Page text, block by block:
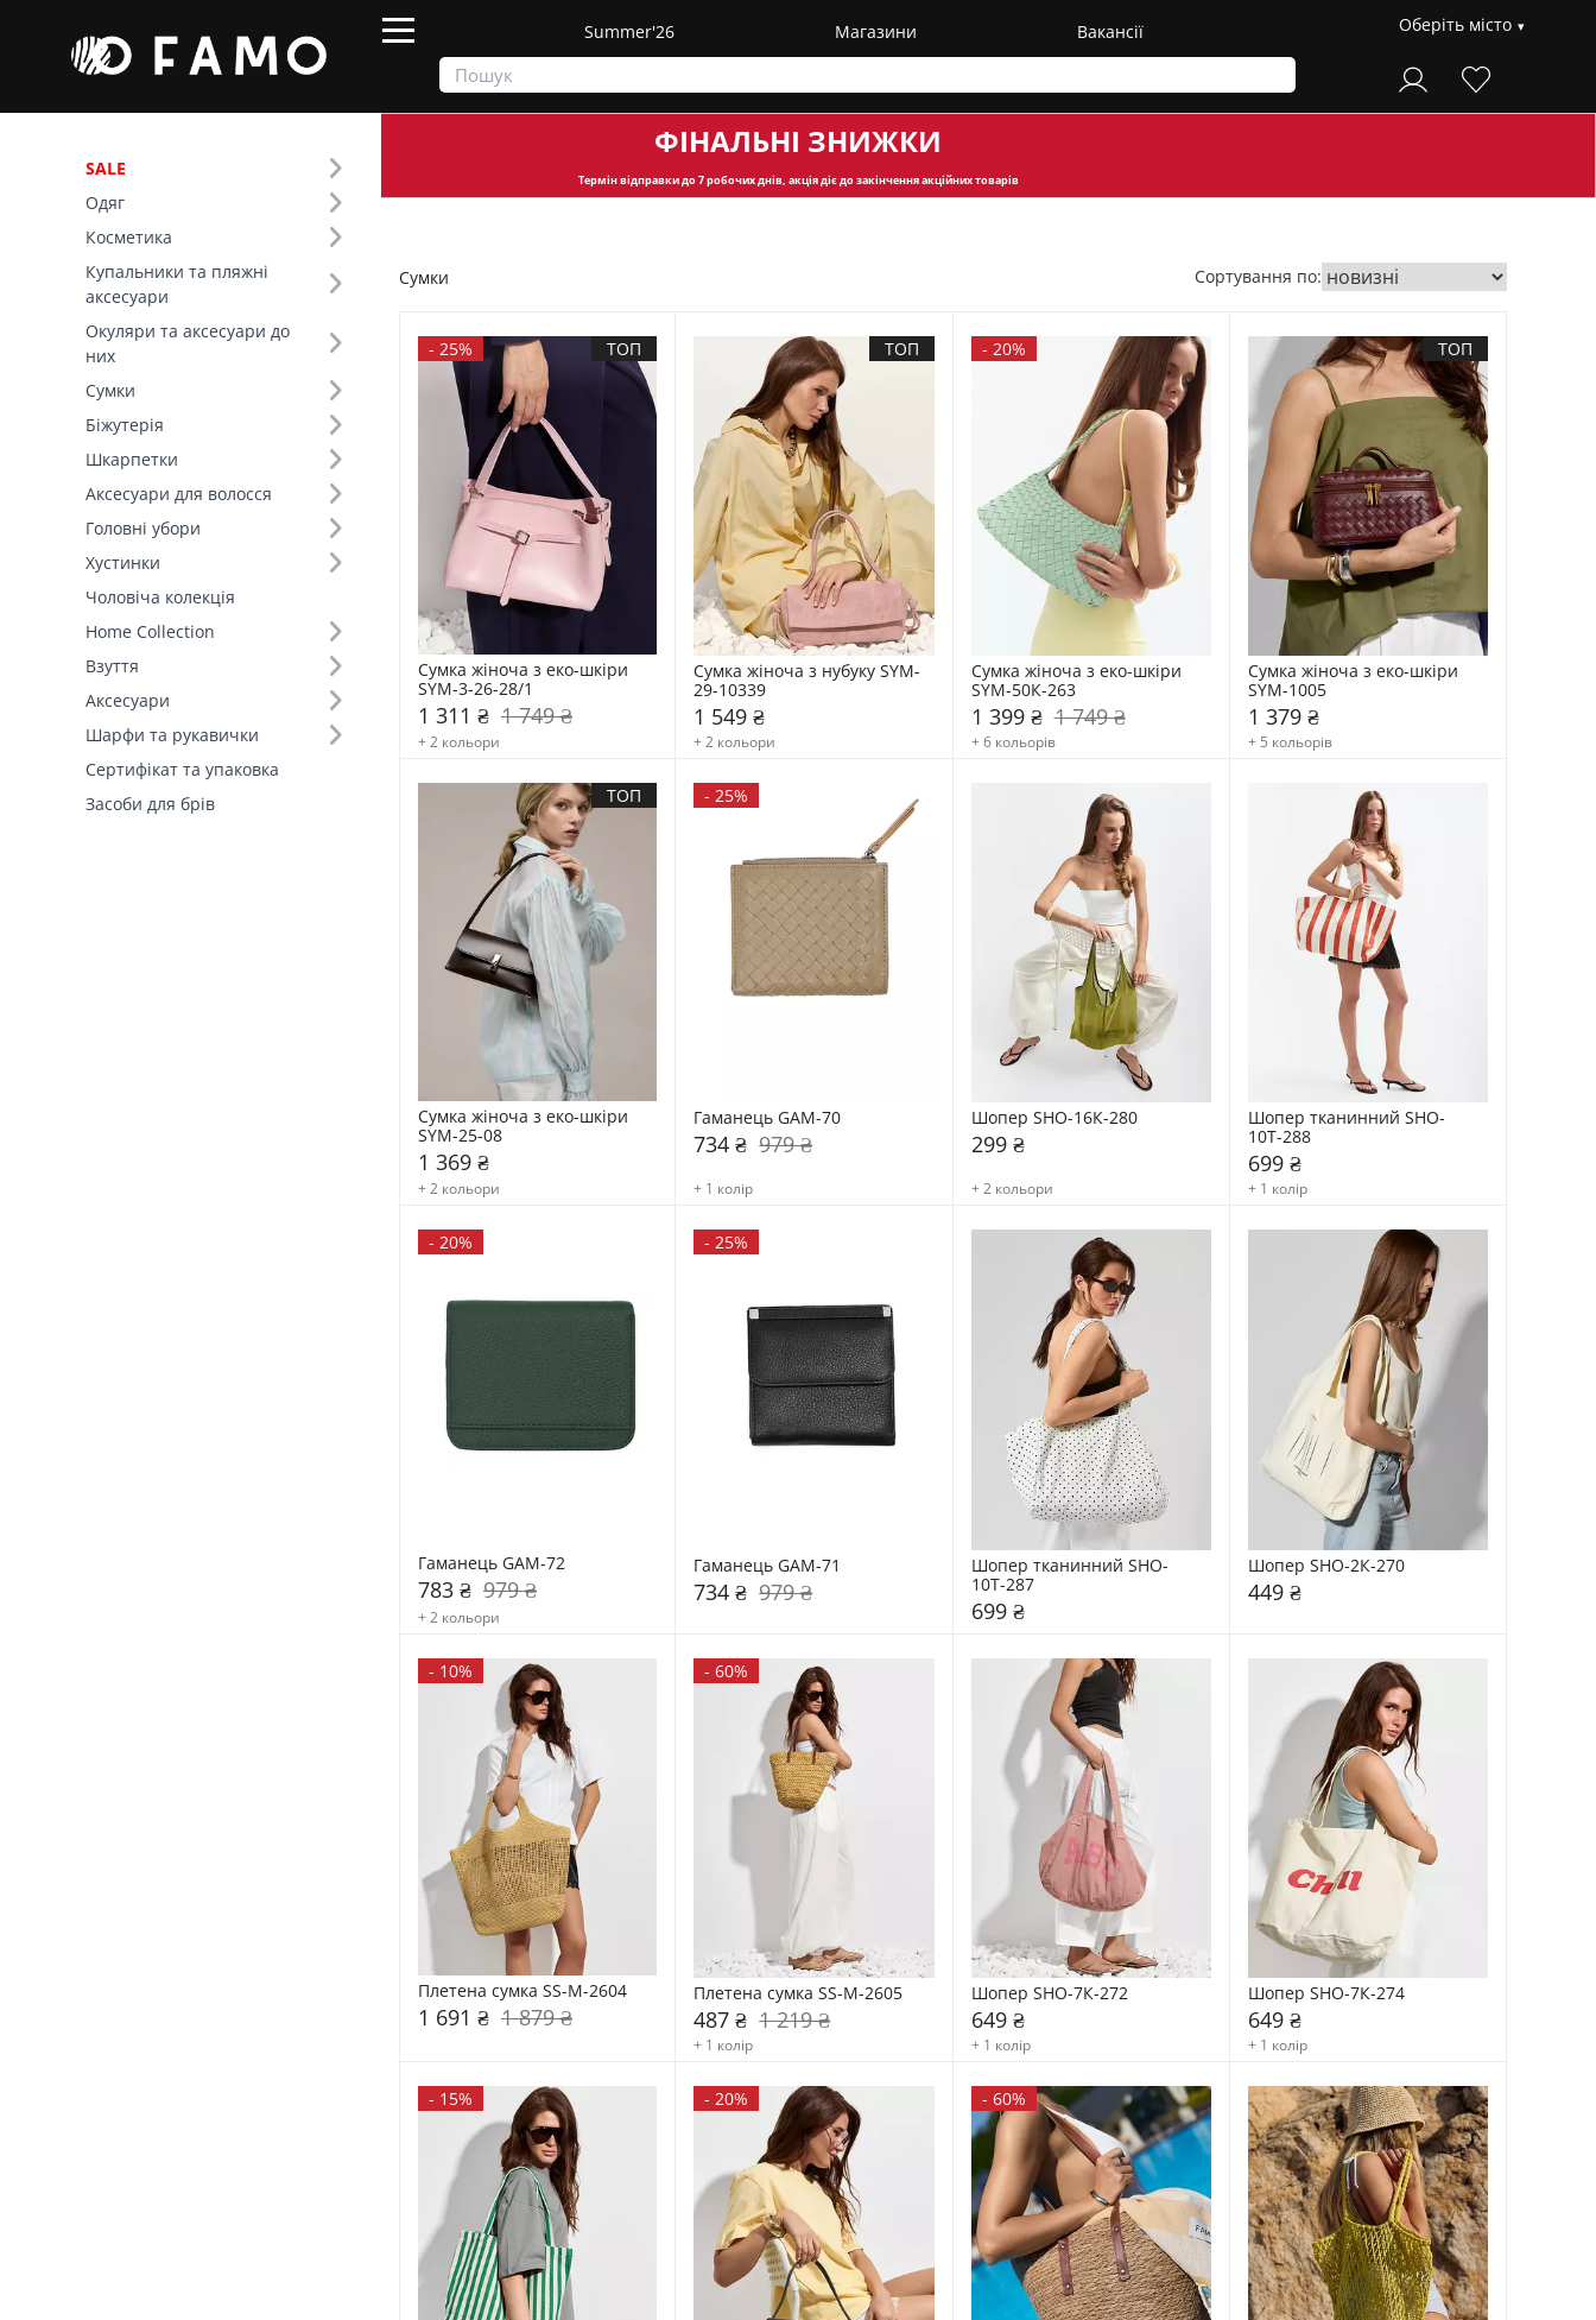
Summer'26 Магазини Вакансії Оберіть місто
SALE
Одяг
Косметика
Купальники та пляжні
аксесуари
Окуляри та аксесуари до
них
Сумки
Біжутерія
Шкарпетки
Аксесуари для волосся
Головні убори
Хустинки
Чоловіча колекція
Home Collection
Взуття
Аксесуари
Шарфи та рукавички
Сертифікат та упаковка
Засоби для брів
ФІНАЛЬНІ ЗНИЖКИ
Термін відправкидо 7 робочих днів, акція діє до закінчення акційних товарів
Фільтр
Ціна
SALE
Сезон (4)
Основний колір (15)
Розмір (2)
Великі (14)
Склад (21)
Вид товару (3)
Сумки Сортування по:
- 25% ТОП
Сумка жіноча з еко-шкіри
SYM-3-26-28/1
1 311 ₴ 1 749 ₴
+ 2 кольори
ТОП
Сумка жіноча з нубуку SYM-
29-10339
1 549 ₴
+ 2 кольори
- 20%
Сумка жіноча з еко-шкіри
SYM-50К-263
1 399 ₴ 1 749 ₴
+ 6 кольорів
ТОП
Сумка жіноча з еко-шкіри
SYM-1005
1 379 ₴
+ 5 кольорів
ТОП
Сумка жіноча з еко-шкіри
SYM-25-08
1 369 ₴
+ 2 кольори
-25%
Гаманець GAM-70
734 ₴ 979 ₴
+ 1 колір
Шопер SHO-16К-280
299 ₴
+ 2 кольори
Шопер тканинний SHO-
10Т-288
699 ₴
+ 1 колір
- 20%
Гаманець GAM-72
783 ₴ 979 ₴
+ 2 кольори
-25%
Гаманець GAM-71
734 ₴ 979 ₴
Шопер тканинний SHO-
10Т-287
699 ₴
Шопер SHO-2К-270
449 ₴
- 10%
Плетена сумка SS-M-2604
1 691 ₴ 1 879 ₴
-60%
Плетена сумка SS-M-2605
487 ₴ 1 219 ₴
+ 1 колір
Шопер SHO-7К-272
649 ₴
+ 1 колір
Шопер SHO-7К-274
649 ₴
+ 1 колір
- 15% - 20% - 60%